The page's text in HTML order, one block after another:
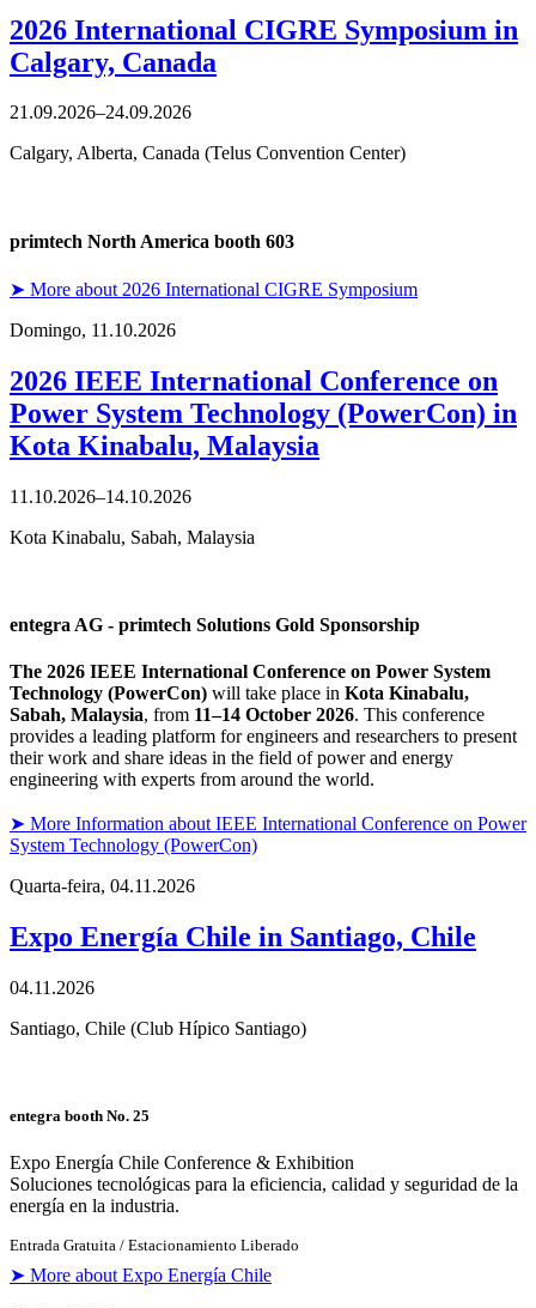
2026 International CIGRE Symposium in
Calgary, Canada
21.09.2026–24.09.2026
Calgary, Alberta, Canada (Telus Convention Center)
primtech North America booth 603
➤ More about 2026 International CIGRE Symposium
Domingo, 11.10.2026
2026 IEEE International Conference on
Power System Technology (PowerCon) in
Kota Kinabalu, Malaysia
11.10.2026–14.10.2026
Kota Kinabalu, Sabah, Malaysia
entegra AG - primtech Solutions Gold Sponsorship
The 2026 IEEE International Conference on Power System
Technology (PowerCon) will take place in Kota Kinabalu,
Sabah, Malaysia, from 11–14 October 2026. This conference
provides a leading platform for engineers and researchers to present
their work and share ideas in the field of power and energy
engineering with experts from around the world.
➤ More Information about IEEE International Conference on Power
System Technology (PowerCon)
Quarta-feira, 04.11.2026
Expo Energía Chile in Santiago, Chile
04.11.2026
Santiago, Chile (Club Hípico Santiago)
entegra booth No. 25
Expo Energía Chile Conference & Exhibition
Soluciones tecnológicas para la eficiencia, calidad y seguridad de la
energía en la industria.
Entrada Gratuita / Estacionamiento Liberado
➤ More about Expo Energía Chile